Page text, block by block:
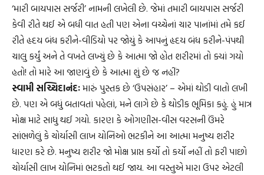
‘મારી બાયપાસ સર્જરી’ નામની લખેલી છે. જેમાં તમારી બાયપાસ સર્જરી
કેવી રીતે થઈ એ બધી વાત હતી પણ એના વચ્ચેનાં ચાર પાનાંમાં તમે કઈ
રીતે હૃદય બંધ કરીને-વીડિયો પર જોયું કે આપનું હૃદય બંધ કરીને-પંપથી
ચાલુ કર્યું અને તે વખતે લખ્યું છે કે આત્મા જો હોત શરીરમાં તો ક્યાં ગયો
હતો! તો મારે આ જાણવું છે કે આત્મા શું છે જ નહીં?
સ્વામી સચ્ચિદાનંદઃમારું પુસ્તક છે ‘ઉપસંહાર’ – એમાં થોડી વાતો લખી
છે. પણ એ બધું બતાવતાં પહેલાં, મને લાગે છે કે થોડીક ભૂમિકા કહું. હું માત્ર
મોક્ષ માટે સાધુ થઈ ગયો. કારણ કે ઓગણીસ-વીસ વરસની ઉંમરે
સાંભળેલું કે ચોર્યાસી લાખ યોનિઓ ભટકીને આ આત્મા મનુષ્ય શરીર
ધારણ કરે છે. મનુષ્ય શરીર જો મોક્ષ પ્રાપ્ત કર્યો તો કર્યો નહીં તો ફરી પાછો
ચોર્યાસી લાખ યોનિમાં ભટકતો થઈ જાય. આ વસ્તુએ મારા ઉપર એટલી